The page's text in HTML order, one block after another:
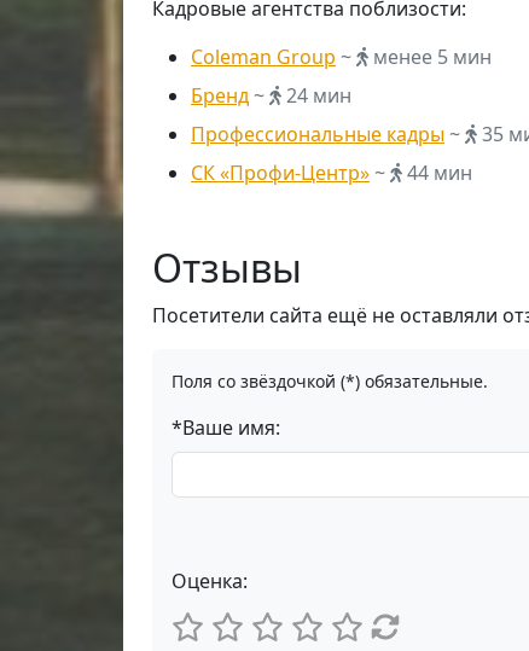
Кадровые агентства поблизости:
Coleman Group ~
менее 5 мин
Бренд~
24 мин
Профессиональные кадры~
35
СК «Профи-Центр»~ 44 мин
Отзывы
Посетители сайта ещё не оставляли
Поля со звёздочкой (*) обязательные.
*Ваше имя:
Оценка: